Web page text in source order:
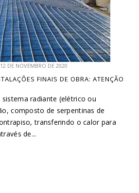
12 DE NOVEMBRO DE 2020
FINAIS DE OBRA: ATENÇÃO
radiante (elétrico ou
composto de serpentinas de
transferindo o calor para
de...